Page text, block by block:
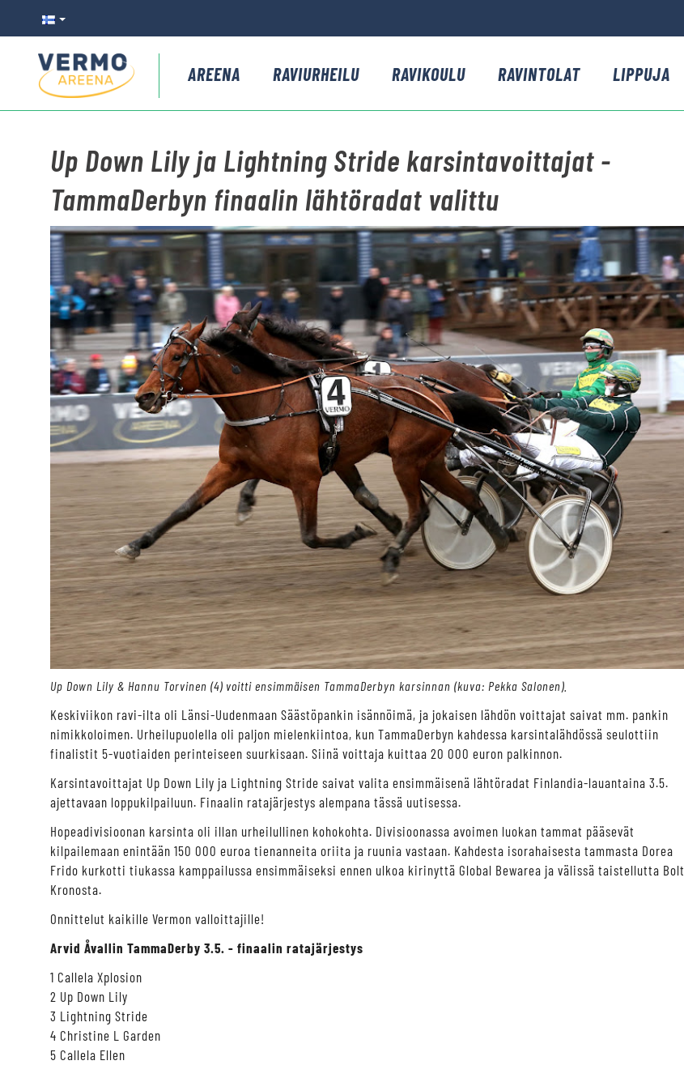
AREENA RAVIURHEILU RAVIKOULU RAVINTOLAT LIPPUJA
Up Down Lily ja Lightning Stride karsintavoittajat -
TammaDerbyn finaalin lähtöradat valittu
Up Down Lily & Hannu Torvinen (4) voitti ensimmäisen TammaDerbyn karsinnan (kuva: Pekka Salonen).
Keskiviikon ravi-ilta oli Länsi-Uudenmaan Säästöpankin isännöimä, ja jokaisen lähdön voittajat saivat mm. pankin
nimikkoloimen. Urheilupuolella oli paljon mielenkiintoa, kun TammaDerbyn kahdessa karsintalähdössä seulottiin
finalistit 5-vuotiaiden perinteiseen suurkisaan. Siinä voittaja kuittaa 20 000 euron palkinnon.
Karsintavoittajat Up Down Lily ja Lightning Stride saivat valita ensimmäisenä lähtöradat Finlandia-lauantaina 3.5.
ajettavaan loppukilpailuun. Finaalin ratajärjestys alempana tässä uutisessa.
Hopeadivisioonan karsinta oli illan urheilullinen kohokohta. Divisioonassa avoimen luokan tammat pääsevät
kilpailemaan enintään 150 000 euroa tienanneita oriita ja ruunia vastaan. Kahdesta isorahaisesta tammasta Dorea
Frido kurkotti tiukassa kamppailussa ensimmäiseksi ennen ulkoa kirinyttä Global Bewarea ja välissä taistellutta Bolt
Kronosta.
Onnittelut kaikille Vermon valloittajille!
Arvid Åvallin TammaDerby 3.5. - finaalin ratajärjestys
1 Callela Xplosion
2 Up Down Lily
3 Lightning Stride
4 Christine L Garden
5 Callela Ellen